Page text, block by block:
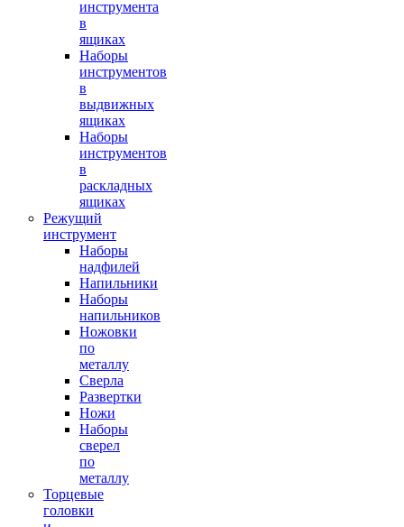
инструмента
в
ящиках
Наборы
инструментов
в
выдвижных
ящиках
Наборы
инструментов
в
раскладных
ящиках
Режущий
инструмент
Наборы
надфилей
Напильники
Наборы
напильников
Ножовки
по
металлу
Сверла
Развертки
Ножи
Наборы
сверел
по
металлу
Торцевые
головки